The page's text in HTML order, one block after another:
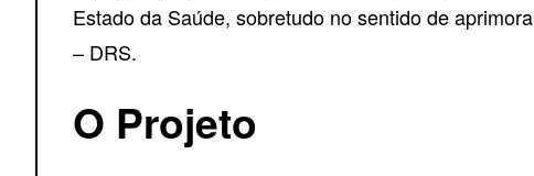
Estado da Saúde, sobretudo no sentido de
– DRS.
O Projeto